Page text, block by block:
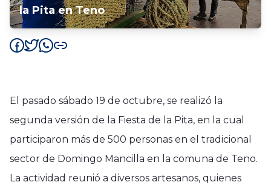
la Pita en Teno
El pasado sábado 19 de octubre, se realizó la
segunda versión de la Fiesta de la Pita, en la cual
participaron más de 500 personas en el tradicional
sector de Domingo Mancilla en la comuna de Teno.
La actividad reunió a diversos artesanos, quienes